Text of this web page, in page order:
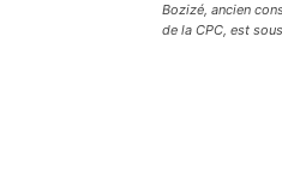
Bozizé, ancien
de la CPC, est